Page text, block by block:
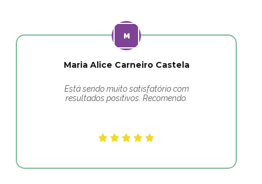
Maria Alice Carneiro Castela
Está sendo muito satisfatório com
resultados positivos. Recomendo.